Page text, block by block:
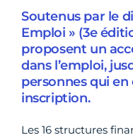
Soutenus par le
Emploi » (3e
proposent un
dans l’emploi,
personnes qui en
inscription.
Les 16 structures